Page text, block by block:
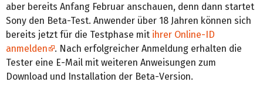
aber bereits Anfang Februar anschauen, denn dann startet
Sony den Beta-Test. Anwender über 18 Jahren können sich
bereits jetzt für die Testphase mit ihrer Online-ID
anmelden
. Nach erfolgreicher Anmeldung erhalten die
Tester eine E-Mail mit weiteren Anweisungen zum
Download und Installation der Beta-Version.